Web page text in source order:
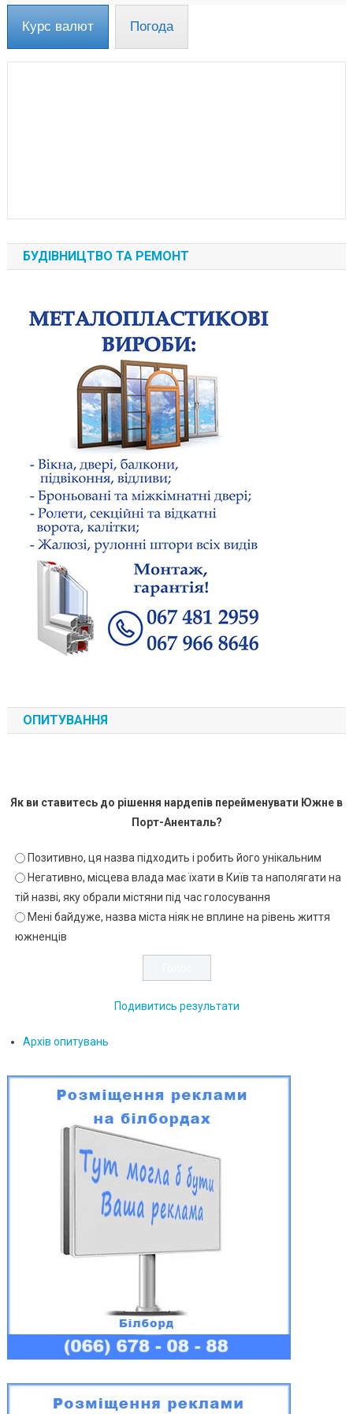
Курс валют Погода
БУДІВНИЦТВО ТА РЕМОНТ
ОПИТУВАННЯ
Як ви ставитесь до рішення нардепів перейменувати Южне в
Порт-Аненталь?
Позитивно, ця назва підходить і робить його унікальним
Негативно, місцева влада має їхати в Київ та наполягати на
тій назві, яку обрали містяни під час голосування
Мені байдуже, назва міста ніяк не вплине на рівень життя
южненців
Подивитись результати
Архів опитувань